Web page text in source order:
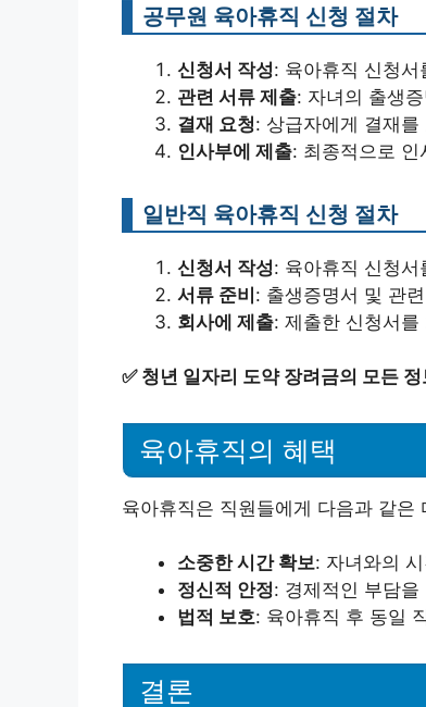
공무원 육아휴직 신청 절차
신청서 작성: 육아휴직 신청서
관련 서류 제출: 자녀의 출생
결재 요청: 상급자에게 결재를
인사부에 제출: 최종적으로 인
일반직 육아휴직 신청 절차
신청서 작성: 육아휴직 신청서
서류 준비: 출생증명서 및 관
회사에 제출: 제출한 신청서
✅ 청년 일자리 도약 장려금의 모든
육아휴직의 혜택
육아휴직은 직원들에게 다음과 같은
소중한 시간 확보: 자녀와의
정신적 안정: 경제적인 부담
법적 보호: 육아휴직 후 동일
결론